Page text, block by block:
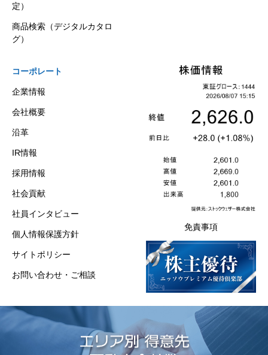
定）
商品検索（デジタルカタロ
グ）
コーポレート
企業情報
会社概要
沿革
IR情報
採用情報
社会貢献
社員インタビュー
個人情報保護方針
サイトポリシー
お問い合わせ・ご相談
免責事項